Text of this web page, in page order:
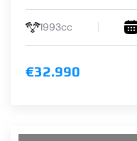
1993cc
€32.990